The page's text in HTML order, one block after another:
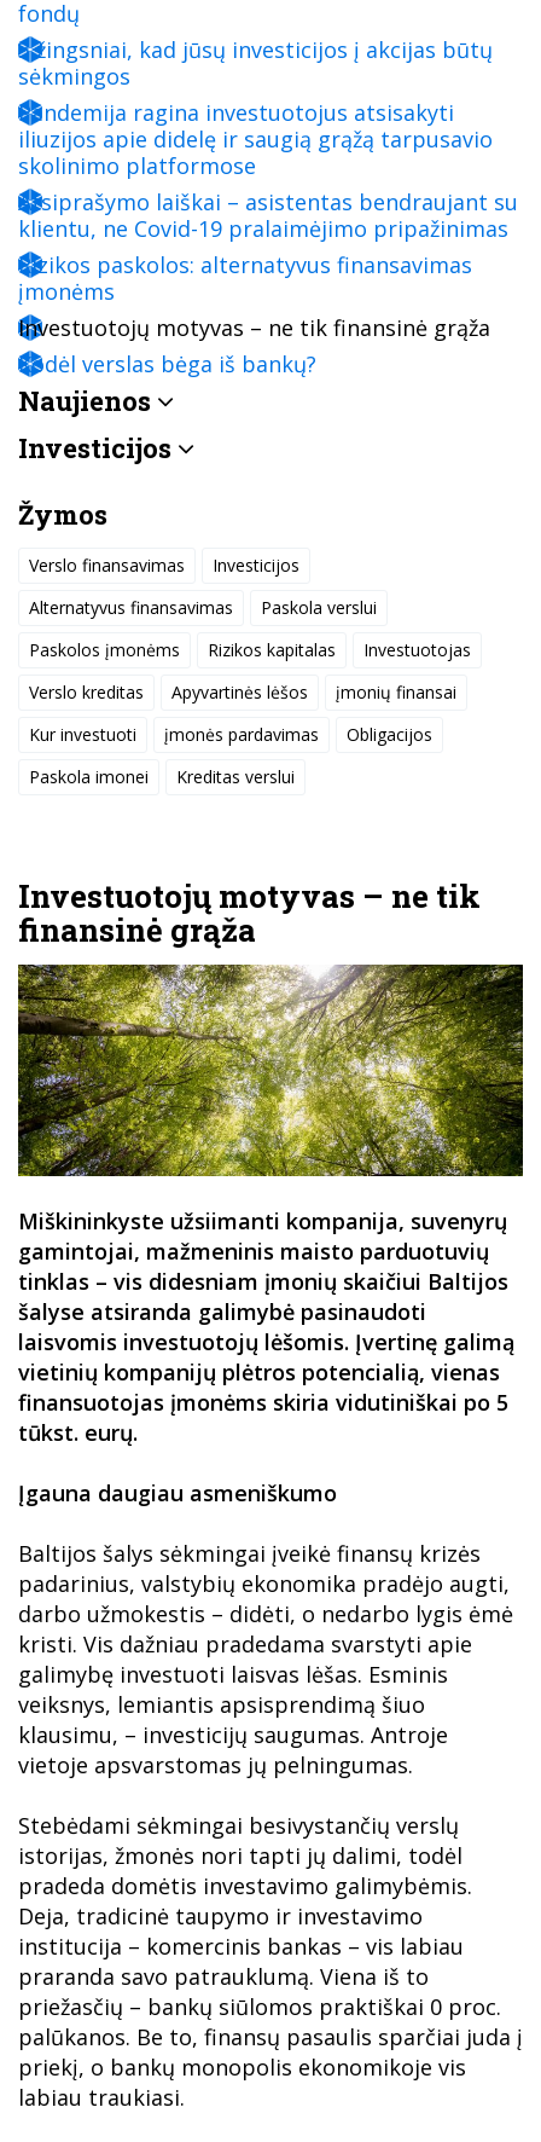
Investuotojų motyvas – ne tik
finansinė grąža
Miškininkyste užsiimanti kompanija, suvenyrų
gamintojai, mažmeninis maisto parduotuvių
tinklas – vis didesniam įmonių skaičiui Baltijos
šalyse atsiranda galimybė pasinaudoti
laisvomis investuotojų lėšomis. Įvertinę galimą
vietinių kompanijų plėtros potencialią, vienas
finansuotojas įmonėms skiria vidutiniškai po 5
tūkst. eurų.
Įgauna daugiau asmeniškumo
Baltijos šalys sėkmingai įveikė finansų krizės
padarinius, valstybių ekonomika pradėjo augti,
darbo užmokestis – didėti, o nedarbo lygis ėmė
kristi. Vis dažniau pradedama svarstyti apie
galimybę investuoti laisvas lėšas. Esminis
veiksnys, lemiantis apsisprendimą šiuo
klausimu, – investicijų saugumas. Antroje
vietoje apsvarstomas jų pelningumas.
Stebėdami sėkmingai besivystančių verslų
istorijas, žmonės nori tapti jų dalimi, todėl
pradeda domėtis investavimo galimybėmis.
Deja, tradicinė taupymo ir investavimo
institucija – komercinis bankas – vis labiau
praranda savo patrauklumą. Viena iš to
priežasčių – bankų siūlomos praktiškai 0 proc.
palūkanos. Be to, finansų pasaulis sparčiai juda į
priekį, o bankų monopolis ekonomikoje vis
labiau traukiasi.
fondų
3 žingsniai, kad jūsų investicijos į akcijas būtų
sėkmingos
Pandemija ragina investuotojus atsisakyti
iliuzijos apie didelę ir saugią grąžą tarpusavio
skolinimo platformose
Atsiprašymo laiškai – asistentas bendraujant su
klientu, ne Covid-19 pralaimėjimo pripažinimas
Rizikos paskolos: alternatyvus finansavimas
įmonėms
Investuotojų motyvas – ne tik finansinė grąža
Kodėl verslas bėga iš bankų?
Naujienos
Investicijos
Žymos
Verslo finansavimas
Investicijos
Alternatyvus finansavimas
Paskola verslui
Paskolos įmonėms
Rizikos kapitalas
Investuotojas
Verslo kreditas
Apyvartinės lėšos
įmonių finansai
Kur investuoti
įmonės pardavimas
Obligacijos
Paskola imonei
Kreditas verslui